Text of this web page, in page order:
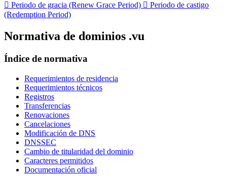
 Periodo de gracia (Renew Grace Period)  Periodo de castigo
(Redemption Period)
Normativa de dominios .vu
Índice de normativa
Requerimientos de residencia
Requerimientos técnicos
Registros
Transferencias
Renovaciones
Cancelaciones
Modificación de DNS
DNSSEC
Cambio de titularidad del dominio
Caracteres permitidos
Documentación oficial